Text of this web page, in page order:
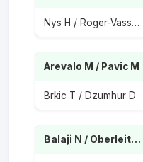
Nys H / Roger-Vasselin E
Arevalo M / Pavic M
Brkic T / Dzumhur D
Balaji N / Oberleitner N